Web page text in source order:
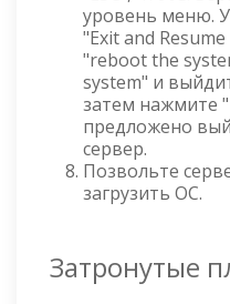
уровень меню. У
"Exit and
"reboot the
system" и
затем нажмите
предложено
сервер.
Позвольте
загрузить ОС.
Затронутые